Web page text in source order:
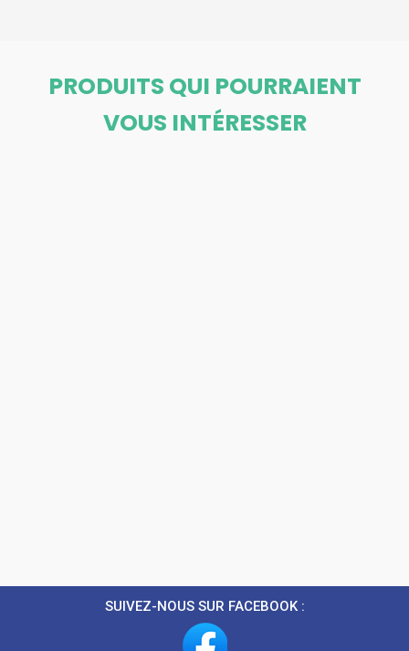
PRODUITS QUI POURRAIENT
VOUS INTÉRESSER
SUIVEZ-NOUS SUR FACEBOOK :